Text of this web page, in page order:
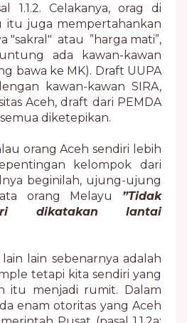
1.1.2. Celakanya, orag di
itu juga mempertahankan
"sakral" atau ”harga mati”,
ada kawan-kawan
bawa ke MK). Draft UUPA
kawan-kawan SIRA,
Aceh, draft dari PEMDA
diketepikan.
orang Aceh sendiri lebih
kelompok dari
beginilah, ujung-ujung
orang Melayu ”Tidak
dikatakan lantai
lain sebenarnya adalah
tetapi kita sendiri yang
itu menjadi rumit. Dalam
enam otoritas yang Aceh